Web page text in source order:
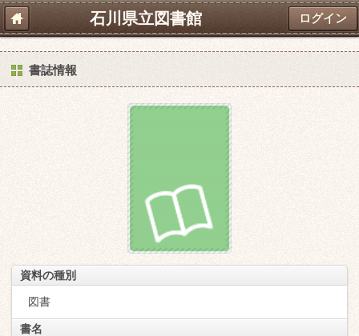
石川県立図書館 ログイン
書誌情報
資料の種別
図書
書名